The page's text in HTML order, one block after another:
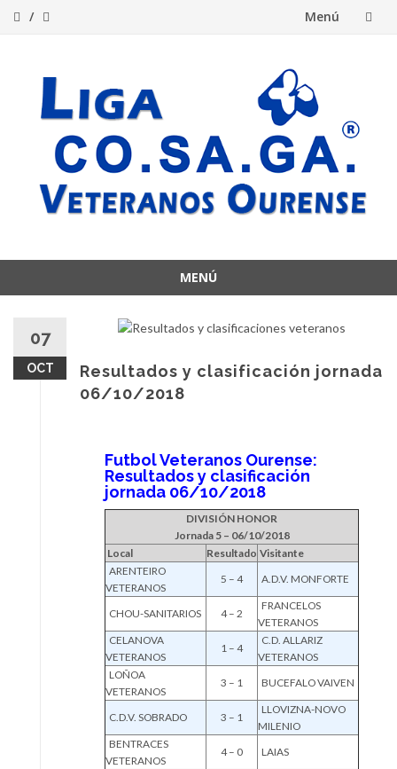
Menú
contenido
MENÚ
contenido
07
OCT
Resultados y clasificación jornada
06/10/2018
Futbol Veteranos Ourense:
Resultados y clasificación
jornada 06/10/2018
DIVISIÓN HONOR
Jornada 5 – 06/10/2018
Local
Resultado Visitante
ARENTEIRO
VETERANOS
5 – 4 A.D.V. MONFORTE
CHOU-SANITARIOS 4 – 2
FRANCELOS
VETERANOS
CELANOVA
VETERANOS
1 – 4
C.D. ALLARIZ
VETERANOS
LOÑOA
VETERANOS
3 – 1 BUCEFALO VAIVEN
C.D.V. SOBRADO 3 – 1
LLOVIZNA-NOVO
MILENIO
BENTRACES
VETERANOS
4 – 0
LAIAS